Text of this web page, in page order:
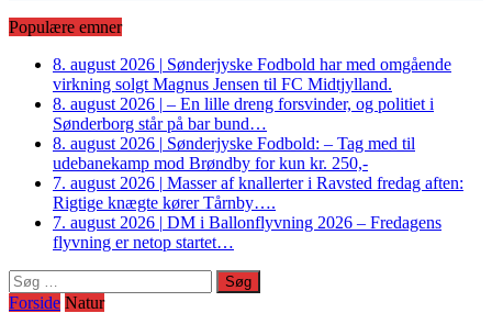
Populære emner
8. august 2026 | Sønderjyske Fodbold har med omgående
virkning solgt Magnus Jensen til FC Midtjylland.
8. august 2026 | – En lille dreng forsvinder, og politiet i
Sønderborg står på bar bund…
8. august 2026 | Sønderjyske Fodbold: – Tag med til
udebanekamp mod Brøndby for kun kr. 250,-
7. august 2026 | Masser af knallerter i Ravsted fredag aften:
Rigtige knægte kører Tårnby….
7. august 2026 | DM i Ballonflyvning 2026 – Fredagens
flyvning er netop startet…
Søg
efter:
Forside Natur